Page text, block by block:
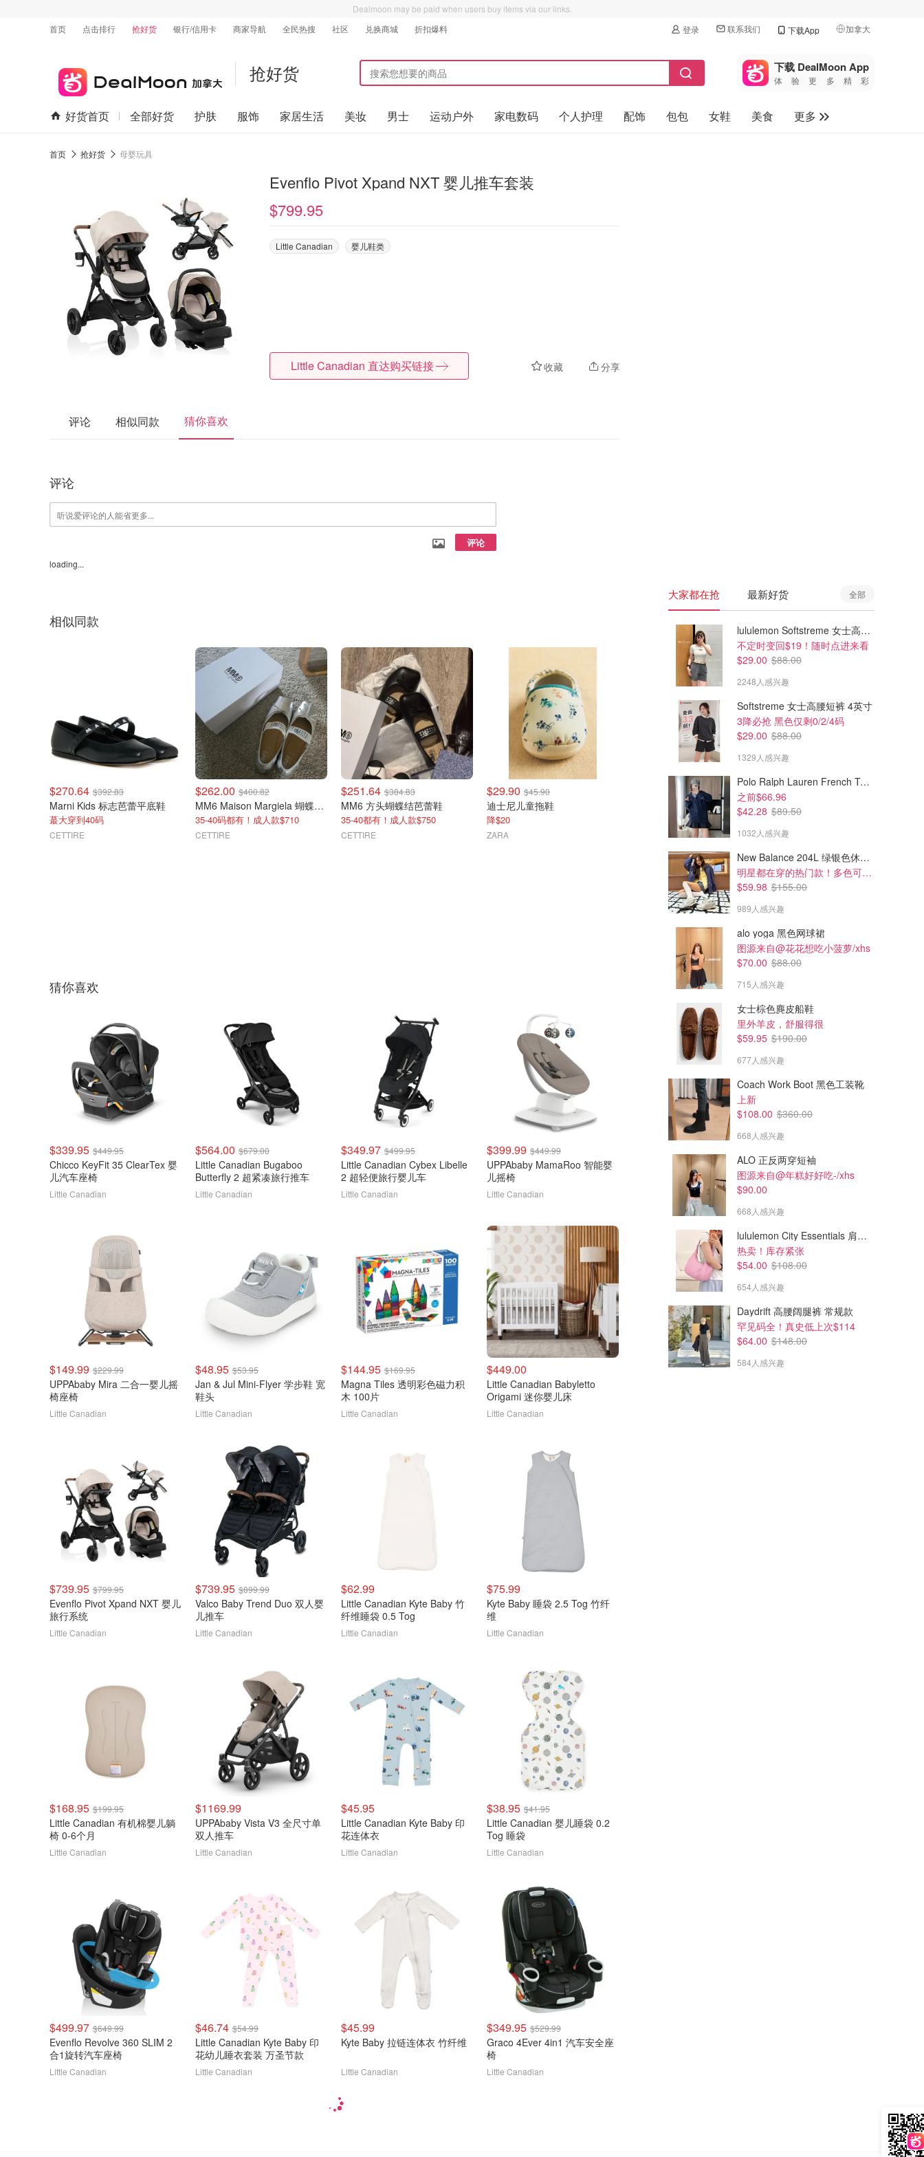
Dealmoon may be paid when users buy items via our links.
首页
点击排行 抢好货 银行/信用卡 商家导航 全民热搜 社区 兑换商城 折扣爆料 登录 联系我们 下载App 加拿大
🇺🇸
美国
🇨🇳中国
🇨🇦加拿大
抢好货 下载 DealMoon App
体验更多精彩
好货首页 全部好货 护肤 服饰 家居生活 美妆 男士 运动户外 家电数码 个人护理 配饰 包包 女鞋 美食
更多
首页 抢好货 母婴玩具
Evenflo Pivot Xpand NXT 婴儿推车套装
$799.95
Little Canadian 婴儿鞋类
收藏 分享
Little Canadian 直达购买链接
评论 相似同款 猜你喜欢
评论
评论
loading...
相似同款
$270.64 $392.83
Marni Kids 标志芭蕾平底鞋
蕞大穿到40码
CETTIRE
$262.00 $400.82
MM6 Maison Margiela 蝴蝶结方头芭蕾鞋
35-40码都有！成人款$710
CETTIRE
$251.64 $384.83
MM6 方头蝴蝶结芭蕾鞋
35-40都有！成人款$750
CETTIRE
$29.90 $45.90
迪士尼儿童拖鞋
降$20
ZARA
$39.99
Elements Zoris IV 女童沙滩凉鞋
免费注册会员包邮
The Shoe Company
$23.39
ChayChax 儿童双扣可调节凉
鞋
amazon.ca
猜你喜欢
$339.95 $449.95
Chicco KeyFit 35 ClearTex 婴
儿汽车座椅
Little Canadian
$564.00 $679.00
Little Canadian Bugaboo
Butterfly 2 超紧凑旅行推车
Little Canadian
$349.97 $499.95
Little Canadian Cybex Libelle
2 超轻便旅行婴儿车
Little Canadian
$399.99 $449.99
UPPAbaby MamaRoo 智能婴
儿摇椅
Little Canadian
$149.99 $229.99
UPPAbaby Mira 二合一婴儿摇
椅座椅
Little Canadian
$48.95 $53.95
Jan & Jul Mini-Flyer 学步鞋 宽
鞋头
Little Canadian
$144.95 $169.95
Magna Tiles 透明彩色磁力积
木 100片
Little Canadian
$449.00
Little Canadian Babyletto
Origami 迷你婴儿床
Little Canadian
$739.95 $799.95
Evenflo Pivot Xpand NXT 婴儿
旅行系统
Little Canadian
$739.95 $899.99
Valco Baby Trend Duo 双人婴
儿推车
Little Canadian
$62.99
Little Canadian Kyte Baby 竹
纤维睡袋 0.5 Tog
Little Canadian
$75.99
Kyte Baby 睡袋 2.5 Tog 竹纤
维
Little Canadian
$168.95 $199.95
Little Canadian 有机棉婴儿躺
椅 0-6个月
Little Canadian
$1169.99
UPPAbaby Vista V3 全尺寸单
双人推车
Little Canadian
$45.95
Little Canadian Kyte Baby 印
花连体衣
Little Canadian
$38.95 $41.95
Little Canadian 婴儿睡袋 0.2
Tog 睡袋
Little Canadian
$499.97 $649.99
Evenflo Revolve 360 SLIM 2
合1旋转汽车座椅
Little Canadian
$46.74 $54.99
Little Canadian Kyte Baby 印
花幼儿睡衣套装 万圣节款
Little Canadian
$45.99
Kyte Baby 拉链连体衣 竹纤维
Little Canadian
$349.95 $529.99
Graco 4Ever 4in1 汽车安全座
椅
Little Canadian
大家都在抢 最新好货 全部
lululemon Softstreme 女士高腰短裤 10cm
不定时变回$19！随时点进来看
$29.00 $88.00
2248人感兴趣
Softstreme 女士高腰短裤 4英寸
3降必抢 黑色仅剩0/2/4码
$29.00 $88.00
1329人感兴趣
Polo Ralph Lauren French Terry 女童连帽卫衣 7-16码
之前$66.96
$42.28 $89.50
1032人感兴趣
New Balance 204L 绿银色休闲鞋
明星都在穿的热门款！多色可选 3.8折
$59.98 $155.00
989人感兴趣
alo yoga 黑色网球裙
图源来自@花花想吃小菠萝/xhs
$70.00 $88.00
715人感兴趣
女士棕色麂皮船鞋
里外羊皮，舒服得很
$59.95 $190.00
677人感兴趣
Coach Work Boot 黑色工装靴
上新
$108.00 $360.00
668人感兴趣
ALO 正反两穿短袖
图源来自@年糕好好吃-/xhs
$90.00
668人感兴趣
lululemon City Essentials 肩背包 4L
热卖！库存紧张
$54.00 $108.00
654人感兴趣
Daydrift 高腰阔腿裤 常规款
罕见码全！真史低上次$114
$64.00 $148.00
584人感兴趣